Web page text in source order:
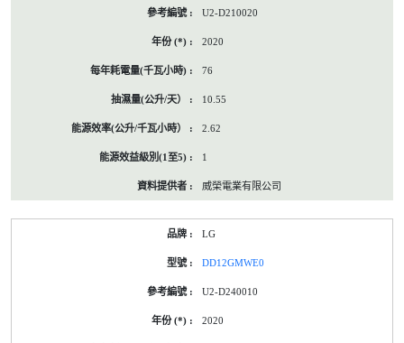
U2-D210020
2020
76
10.55
2.62
1
威榮電業有限公司
LG
DD12GMWE0
U2-D240010
2020